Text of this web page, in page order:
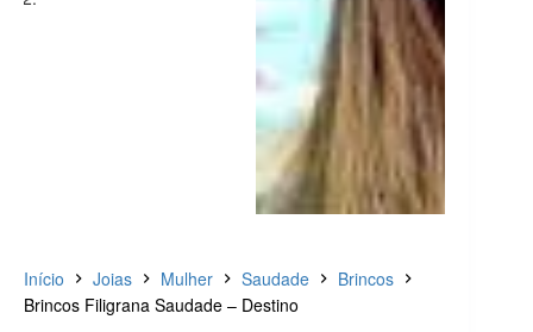
Início Joias Mulher Saudade
Brincos
Brincos Filigrana Saudade – Destino